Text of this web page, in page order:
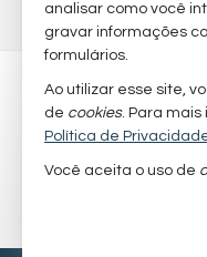
BC
Rua
mapa
analisar como você
gravar informações
formulários.
Ao utilizar esse site,
de cookies. Para mais
Política de
Você aceita o uso de